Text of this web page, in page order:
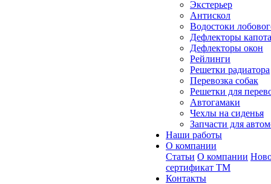
Экстерьер
Антискол
Водостоки
Дефлекторы капота
Дефлекторы окон
Рейлинги
Решетки радиатора
Перевозка собак
Решетки для
Автогамаки
Чехлы на сиденья
Запчасти для
Наши работы
О компании
Статьи О компании
сертификат ТМ
Контакты